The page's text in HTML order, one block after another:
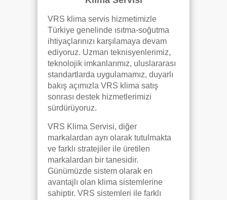
VRS klima servis hizmetimizle
Türkiye genelinde ısıtma-soğutma
ihtiyaçlarınızı karşılamaya devam
ediyoruz. Uzman teknisyenlerimiz,
teknolojik imkanlarımız, uluslararası
standartlarda uygulamamız, duyarlı
bakış açımızla VRS klima satış
sonrası destek hizmetlerimizi
sürdürüyoruz.
VRS Klima Servisi, diğer
markalardan ayrı olarak tutulmakta
ve farklı stratejiler ile üretilen
markalardan bir tanesidir.
Günümüzde sistem olarak en
avantajlı olan klima sistemlerine
sahiptir. VRS sistemleri ile farklı